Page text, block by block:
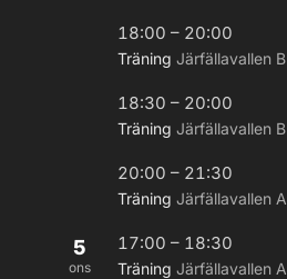
18:00 – 20:00
Träning Järfällavallen B
18:30 – 20:00
Träning Järfällavallen B
20:00 – 21:30
Träning Järfällavallen A
5
ons
17:00 – 18:30
Träning Järfällavallen A